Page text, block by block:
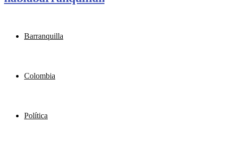
Barranquilla
Colombia
Política